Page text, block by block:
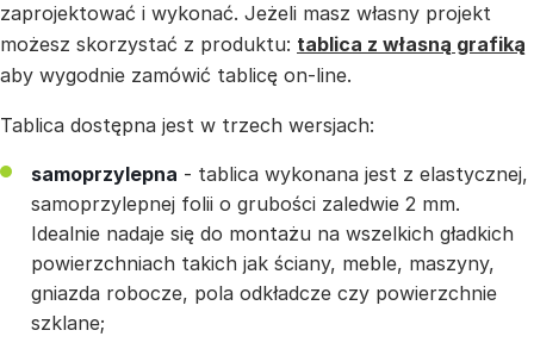
zaprojektować i wykonać. Jeżeli masz własny projekt
możesz skorzystać z produktu: tablica z własną grafiką
aby wygodnie zamówić tablicę on-line.
Tablica dostępna jest w trzech wersjach:
samoprzylepna - tablica wykonana jest z elastycznej,
samoprzylepnej folii o grubości zaledwie 2 mm.
Idealnie nadaje się do montażu na wszelkich gładkich
powierzchniach takich jak ściany, meble, maszyny,
gniazda robocze, pola odkładcze czy powierzchnie
szklane;